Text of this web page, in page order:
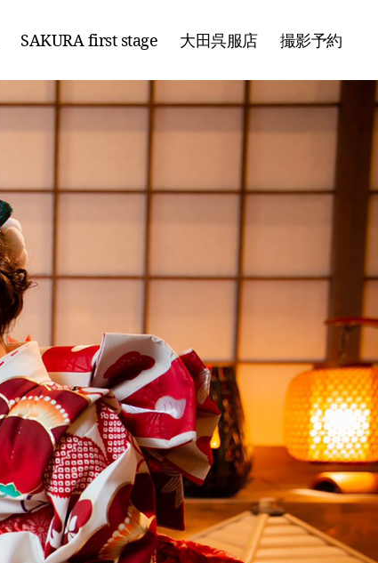
SAKURA first stage 大田呉服店 撮影予約